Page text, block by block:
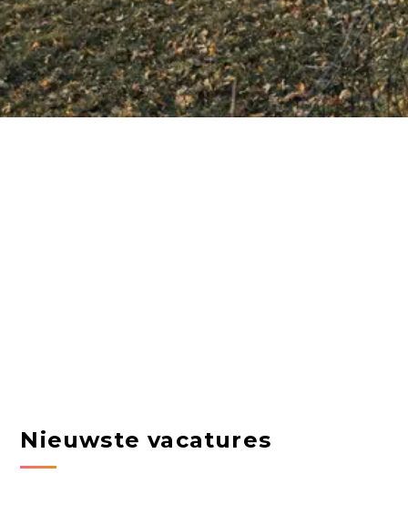
Nieuwste vacatures